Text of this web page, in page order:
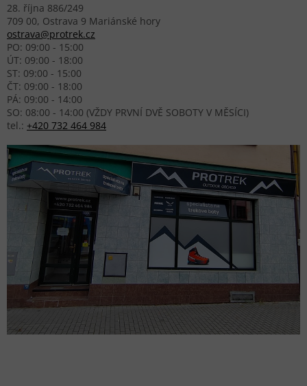
28. října 886/249
709 00, Ostrava 9 Mariánské hory
ostrava@protrek.cz
PO: 09:00 - 15:00
ÚT: 09:00 - 18:00
ST: 09:00 - 15:00
ČT: 09:00 - 18:00
PÁ: 09:00 - 14:00
SO: 08:00 - 14:00 (VŽDY PRVNÍ DVĚ SOBOTY V MĚSÍCI)
tel.: +420 732 464 984